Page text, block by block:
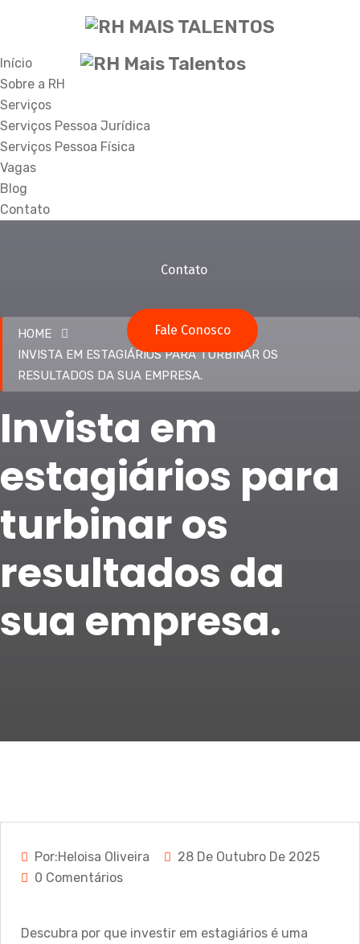
Contato
Fale Conosco
Início
Sobre a RH
Serviços
Serviços Pessoa Jurídica
Serviços Pessoa Física
Vagas
Blog
Contato
HOME
INVISTA EM ESTAGIÁRIOS PARA TURBINAR OS
RESULTADOS DA SUA EMPRESA.
Invista em
estagiários para
turbinar os
resultados da
sua empresa.
Por:Heloisa Oliveira
28 De Outubro De 2025
0 Comentários
Descubra por que investir em estagiários é uma